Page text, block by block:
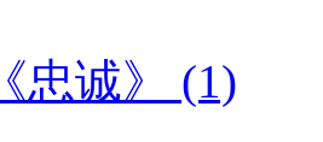
忠诚》 (1)